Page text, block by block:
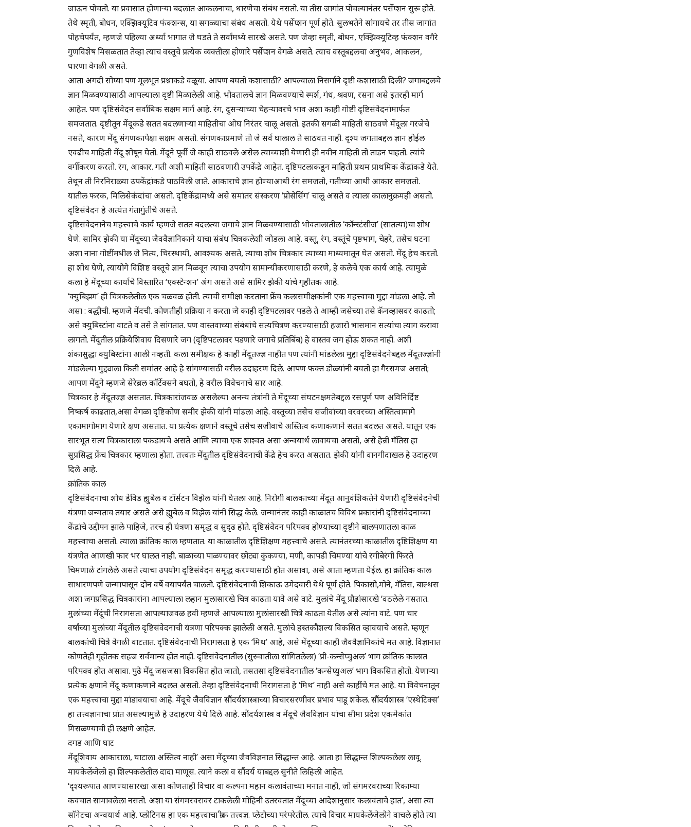
जाऊन पोचतो. या प्रवासात होणाऱ्या बदलांत आकलनाचा, धारणेचा संबंध नसतो. या तीस जागांत पोचल्यानंतर पर्सेप्शन सुरू होते.
तेथे स्मृती, बोधन, एक्झिक्यूटिव फंक्शन्स, या सगळ्याचा संबंध असतो. येथे पर्सेप्शन पूर्ण होते. सुलभतेने सांगायचे तर तीस जागांत
पोहचेपर्यंत, म्हणजे पहिल्या अर्ध्या भागात जे घडते ते सर्वांमध्ये सारखे असते. पण जेव्हा स्मृती, बोधन, एक्झिक्यूटिव्ह फंक्शन वगैरे
गुणविशेष मिसळतात तेव्हा त्याच वस्तूचे प्रत्येक व्यक्तीला होणारे पर्सेप्शन वेगळे असते. त्याच वस्तूबद्दलचा अनुभव, आकलन,
धारणा वेगळी असते.
आता अगदी सोप्या पण मूलभूत प्रश्नाकडे वळूया. आपण बघतो कशासाठी? आपल्याला निसर्गाने दृष्टी कशासाठी दिली? जगाबद्दलचे
ज्ञान मिळवण्यासाठी आपल्याला दृष्टी मिळालेली आहे. भोवतालचे ज्ञान मिळवण्याचे स्पर्श, गंध, श्रवण, रसना असे इतरही मार्ग
आहेत. पण दृष्टिसंवेदन सर्वाधिक सक्षम मार्ग आहे. रंग, दुसऱ्याच्या चेहऱ्यावरचे भाव अशा काही गोष्टी दृष्टिसंवेदनांमार्फत
समजतात. दृष्टीतून मेंदूकडे सतत बदलणाऱ्या माहितीचा ओघ निरंतर चालू असतो. इतकी सगळी माहिती साठवणे मेंदूला गरजेचे
नसते, कारण मेंदू संगणकापेक्षा सक्षम असतो. संगणकाप्रमाणे तो जे सर्व घालाल ते साठवत नाही. दृश्य जगताबद्दल ज्ञान होईल
एवढीच माहिती मेंदू शोषून घेतो. मेंदूने पूर्वी जे काही साठवले असेल त्याच्याशी येणारी ही नवीन माहिती तो ताडन पाहतो. त्यांचे
वर्गीकरण करतो. रंग, आकार. गती अशी माहिती साठवणारी उपकेंद्रे आहेत. दृष्टिपटलाकडून माहिती प्रथम प्राथमिक केंद्रांकडे येते.
तेथून ती निरनिराळ्या उपकेंद्रांकडे पाठविली जाते. आकाराचे ज्ञान होण्याआधी रंग समजतो, गतीच्या आधी आकार समजतो.
यातील फरक, मिलिसेकंदांचा असतो. दृष्टिकेंद्रामध्ये असे समांतर संस्करण ‘प्रोसेसिंग’ चालू असते व त्याला कालानुक्रमही असतो.
दृष्टिसंवेदन हे अत्यंत गंतागुंतीचे असते.
दृष्टिसंवेदनानेच महत्त्वाचे कार्य म्हणजे सतत बदलत्या जगाचे ज्ञान मिळवण्यासाठी भोवतालातील ‘कॉन्स्टंसीज’ (सातत्या)चा शोध
घेणे. सामिर झेकी या मेंदूच्या जैववैज्ञानिकाने याचा संबंध चित्रकलेशी जोडला आहे. वस्तू, रंग, वस्तूंचे पृष्ठभाग, चेहरे, तसेच घटना
अशा नाना गोष्टींमधील जे नित्य, चिरस्थायी, आवश्यक असते, त्याचा शोध चित्रकार त्याच्या माध्यमातून घेत असतो. मेंदू हेच करतो.
हा शोध घेणे, त्यायोगे विशिष्ट वस्तूचे ज्ञान मिळवून त्याचा उपयोग सामान्यीकरणासाठी करणे, हे कलेचे एक कार्य आहे. त्यामुळे
कला हे मेंदूच्या कार्याचे विस्तारित ‘एक्स्टेन्शन’ अंग असते असे सामिर झेकी यांचे गृहीतक आहे.
‘क्युबिझम’ ही चित्रकलेतील एक चळवळ होती. त्याची समीक्षा करताना फ्रेंच कलासमीक्षकांनी एक महत्त्वाचा मुद्दा मांडला आहे. तो
असा : बद्धीची. म्हणजे मेंदची. कोणतीही प्रक्रिया न करता जे काही दृष्टिपटलावर पडले ते आम्ही जसेच्या तसे कॅनव्हासवर काढतो;
असे क्युबिस्टांना वाटते व तसे ते सांगतात. पण वास्तवाच्या संबंधांचे सत्यचित्रण करण्यासाठी हजारो भासमान सत्यांचा त्याग करावा
लागतो. मेंदूतील प्रक्रियेशिवाय दिसणारे जग (दृष्टिपटलावर पडणारे जगाचे प्रतिबिंब) हे वास्तव जग होऊ शकत नाही. अशी
शंकासुद्धा क्युबिस्टांना आली नव्हती. कला समीक्षक हे काही मेंदूतज्ज्ञ नाहीत पण त्यांनी मांडलेला मुद्दा दृष्टिसंवेदनेबद्दल मेंदूतज्ज्ञांनी
मांडलेल्या मुद्द्याला किती समांतर आहे हे सांगण्यासठी वरील उदाहरण दिले. आपण फक्त डोळ्यांनी बघतो हा गैरसमज असतो;
आपण मेंदूने म्हणजे सेरेब्रल कॉर्टेक्सने बघतो, हे वरील विवेचनाचे सार आहे.
चित्रकार हे मेंदूतज्ज्ञ असतात. चित्रकारांजवळ असलेल्या अनन्य तंत्रांनी ते मेंदूच्या संघटनक्षमतेबद्दल रसपूर्ण पण अविनिर्दिष्ट
निष्कर्ष काढतात,असा वेगळा दृष्टिकोण समीर झेकी यांनी मांडला आहे. वस्तूच्या तसेच सजीवांच्या वरवरच्या अस्तित्वामागे
एकामागोमाग येणारे क्षण असतात. या प्रत्येक क्षणाने वस्तूचे तसेच सजीवाचे अस्तित्व कणाकणाने सतत बदलत असते. यातून एक
सारभूत सत्य चित्रकाराला पकडायचे असते आणि त्याचा एक शाश्वत असा अन्वयार्थ लावायचा असतो, असे हेन्री मॅतिस हा
सुप्रसिद्ध फ्रेंच चित्रकार म्हणाला होता. तत्त्वतः मेंदूतील दृष्टिसंवेदनाची केंद्रे हेच करत असतात. झेकी यांनी वानगीदाखल हे उदाहरण
दिले आहे.
क्रांतिक काल
दृष्टिसंवेदनाचा शोध डेविड ह्युबेल व टॉर्सटन विझेल यांनी घेतला आहे. निरोगी बालकाच्या मेंदूत आनुवंशिकतेने येणारी दृष्टिसंवेदनेची
यंत्रणा जन्मतःच तयार असते असे ह्युबेल व विझेल यांनी सिद्ध केले. जन्मानंतर काही काळातच विविध प्रकारांनी दृष्टिसंवेदनाच्या
केंद्रांचे उद्दीपन झाले पाहिजे, तरच ही यंत्रणा समृद्ध व सुदृढ होते. दृष्टिसंवेदन परिपक्व होण्याच्या दृष्टीने बालपणातला काळ
महत्त्वाचा असतो. त्याला क्रांतिक काल म्हणतात. या काळातील दृष्टिशिक्षण महत्त्वाचे असते. त्यानंतरच्या काळातील दृष्टिशिक्षण या
यंत्रणेत आणखी फार भर घालत नाही. बाळाच्या पाळण्यावर छोट्या कुंकण्या, मणी, कापडी चिमण्या यांचे रंगीबेरंगी फिरते
चिमणाळे टांगलेले असते त्याचा उपयोग दृष्टिसंवेदन समृद्ध करण्यासाठी होत असावा, असे आता म्हणता येईल. हा क्रांतिक काल
साधारणपणे जन्मापासून दोन वर्षे वयापर्यंत चालतो. दृष्टिसंवेदनाची शिकाऊ उमेदवारी येथे पूर्ण होते. पिकासो,मोने, मॅतिस, बाल्थस
अशा जगप्रसिद्ध चित्रकारांना आपल्याला लहान मुलासारखे चित्र काढता यावे असे वाटे. मुलांचे मेंदू प्रौढांसारखे ‘वठलेले नसतात.
मुलांच्या मेंदूंची निरागसता आपल्याजवळ हवी म्हणजे आपल्याला मुलांसारखी चित्रे काढता येतील असे त्यांना वाटे. पण चार
वर्षांच्या मुलांच्या मेंदूतील दृष्टिसंवेदनाची यंत्रणा परिपक्क झालेली असते. मुलांचे हस्तकौशल्य विकसित व्हावयाचे असते. म्हणून
बालकांची चित्रे वेगळी वाटतात. दृष्टिसंवेदनाची निरागसता हे एक ‘मिथ’ आहे, असे मेंदूच्या काही जैववैज्ञानिकांचे मत आहे. विज्ञानात
कोणतेही गृहीतक सहज सर्वमान्य होत नाही. दृष्टिसंवेदनातील (सुरुवातीला सांगितलेला) ‘प्री-कन्सेप्चुअल’ भाग क्रांतिक कालात
परिपक्व होत असावा. पुढे मेंदू जसजसा विकसित होत जातो, तसतसा दृष्टिसंवेदनातील ‘कन्सेप्युअल’ भाग विकसित होतो. येणाऱ्या
प्रत्येक क्षणाने मेंदू कणाकणाने बदलत असतो. तेव्हा दृष्टिसंवेदनाची निरागसता हे ‘मिथ’ नाही असे काहींचे मत आहे. या विवेचनातून
एक महत्त्वाचा मुद्दा मांडावयाचा आहे. मेंदूचे जैवविज्ञान सौंदर्यशास्त्राच्या विचारसरणीवर प्रभाव पाडू शकेल. सौंदर्यशास्त्र ‘एस्थेटिक्स’
हा तत्त्वज्ञानाचा प्रांत असल्यामुळे हे उदाहरण येथे दिले आहे. सौंदर्यशास्त्र व मेंदूचे जैवविज्ञान यांचा सीमा प्रदेश एकमेकांत
मिसळण्याची ही लक्षणे आहेत.
दगड आणि घाट
मेंदूशिवाय आकाराला, घाटाला अस्तित्व नाही’ असा मेंदूच्या जैवविज्ञनात सिद्धान्त आहे. आता हा सिद्धान्त शिल्पकलेला लावू.
मायकेलेंजेलो हा शिल्पकलेतील दादा माणूस. त्याने कला व सौंदर्य याबद्दल सुनीते लिहिली आहेत.
‘दृश्यरूपात आणण्यासारखा असा कोणताही विचार वा कल्पना महान कलावंताच्या मनात नाही, जो संगमरवराच्या रिकाम्या
कवचात सामावलेला नसतो. अशा या संगमरवरावर टाकलेली मोहिनी उतरवतात मेंदूच्या आदेशानुसार कलावंताचे हात’, असा त्या
सॉनेटचा अन्वयार्थ आहे. प्लोटिनस हा एक महत्त्वाचा ग्रीक तत्त्वज्ञ. प्लेटोच्या परंपरेतील. त्याचे विचार मायकेलेंजेलोने वाचले होते त्या